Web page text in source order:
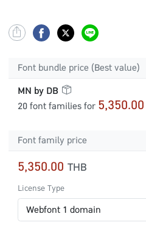
Font bundle price (Best value)
MN by DB
20 font families for 5,350.00
Font family price
5,350.00 THB
License Type